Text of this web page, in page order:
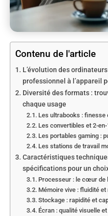
Contenu de l'article
L’évolution des
professionnel à l’appareil
Diversité des formats :
chaque usage
Les ultrabooks :
Les convertibles et 2-
Les portables gaming :
Les stations de travail
Caractéristiques
spécifications pour un
Processeur : le cœur de
Mémoire vive : fluidité
Stockage : rapidité et
Écran : qualité visuelle